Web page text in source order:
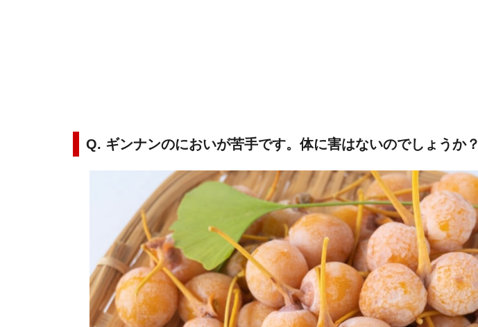
Q. ギンナンのにおいが苦手です。体に害はないのでしょうか？